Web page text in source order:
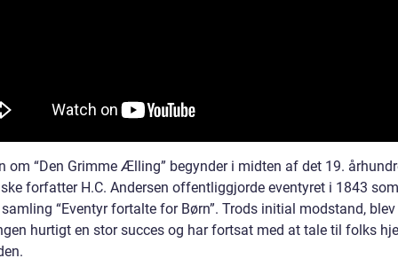
om “Den Grimme Ælling” begynder i midten af det 19.
forfatter H.C. Andersen offentliggjorde eventyret i 1843
“Eventyr fortalte for Børn”. Trods initial modstand, blev
hurtigt en stor succes og har fortsat med at tale til folks